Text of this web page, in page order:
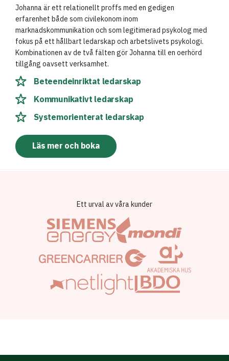
Johanna är ett relationellt proffs med en gedigen
erfarenhet både som civilekonom inom
marknadskommunikation och som legitimerad psykolog med
fokus på ett hållbart ledarskap och arbetslivets psykologi.
Kombinationen av de två fälten gör Johanna till en oerhörd
tillgång oavsett verksamhet.
Beteendeinriktat ledarskap
Kommunikativt ledarskap
Systemorienterat ledarskap
Läs mer och boka
Ett urval av våra kunder